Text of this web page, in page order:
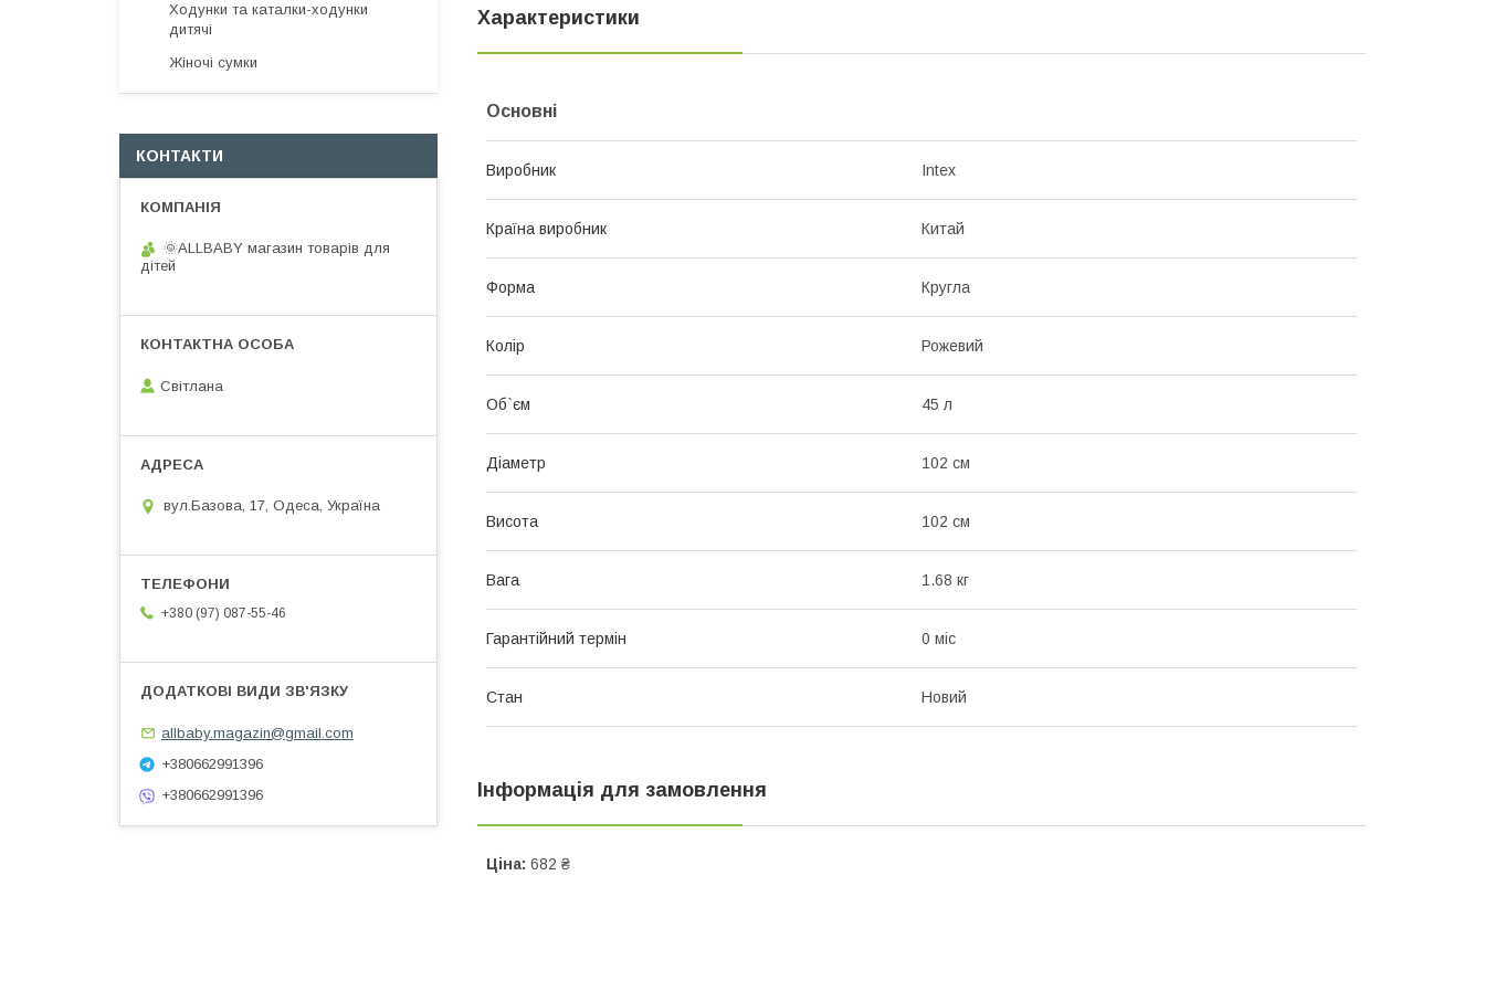
Характеристики
Основні
Виробник Intex
Країна виробник Китай
Форма Кругла
Колір Рожевий
Об`єм 45 л
Діаметр 102 см
Висота 102 см
Вага 1.68 кг
Гарантійний термін 0 міс
Стан Новий
Інформація для замовлення
Ціна: 682 ₴
Ходунки та каталки-ходунки
дитячі
Жіночі сумки
КОНТАКТИ
🌞ALLBABY магазин товарів для
дітей
Світлана
вул.Базова, 17, Одеса, Україна
+380 (97) 087-55-46
allbaby.magazin@gmail.com
+380662991396
+380662991396